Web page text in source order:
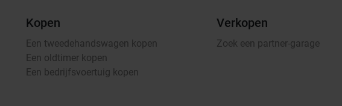
Kopen
Een tweedehandswagen kopen
Een oldtimer kopen
Een bedrijfsvoertuig kopen
Verkopen
Zoek een partner-garage